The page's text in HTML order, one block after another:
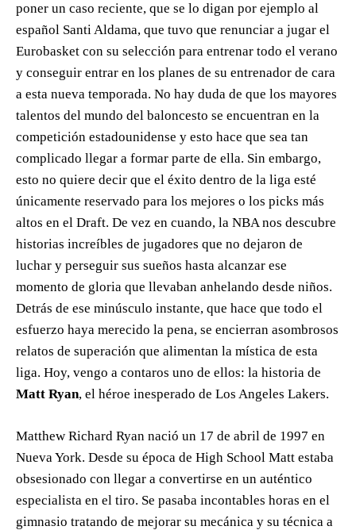
poner un caso reciente, que se lo digan por ejemplo al
español Santi Aldama, que tuvo que renunciar a jugar el
Eurobasket con su selección para entrenar todo el verano
y conseguir entrar en los planes de su entrenador de cara
a esta nueva temporada. No hay duda de que los mayores
talentos del mundo del baloncesto se encuentran en la
competición estadounidense y esto hace que sea tan
complicado llegar a formar parte de ella. Sin embargo,
esto no quiere decir que el éxito dentro de la liga esté
únicamente reservado para los mejores o los picks más
altos en el Draft. De vez en cuando, la NBA nos descubre
historias increíbles de jugadores que no dejaron de
luchar y perseguir sus sueños hasta alcanzar ese
momento de gloria que llevaban anhelando desde niños.
Detrás de ese minúsculo instante, que hace que todo el
esfuerzo haya merecido la pena, se encierran asombrosos
relatos de superación que alimentan la mística de esta
liga. Hoy, vengo a contaros uno de ellos: la historia de
Matt Ryan, el héroe inesperado de Los Angeles Lakers.
Matthew Richard Ryan nació un 17 de abril de 1997 en
Nueva York. Desde su época de High School Matt estaba
obsesionado con llegar a convertirse en un auténtico
especialista en el tiro. Se pasaba incontables horas en el
gimnasio tratando de mejorar su mecánica y su técnica a